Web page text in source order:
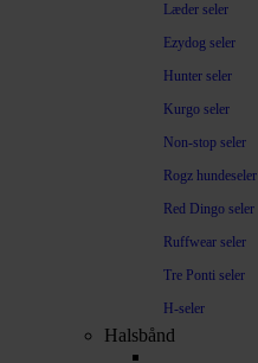
Læder seler
Ezydog seler
Hunter seler
Kurgo seler
Non-stop seler
Rogz hundeseler
Red Dingo seler
Ruffwear seler
Tre Ponti seler
H-seler
Halsbånd